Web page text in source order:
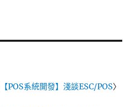
【POS系統開發】淺談ESC/POS〉